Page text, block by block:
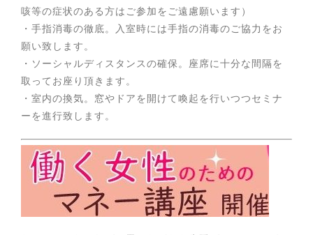
咳等の症状のある方はご参加をご遠慮願います）
・手指消毒の徹底。入室時には手指の消毒のご協力をお
願い致します。
・ソーシャルディスタンスの確保。座席に十分な間隔を
取ってお座り頂きます。
・室内の換気。窓やドアを開けて喚起を行いつつセミナ
ーを進行致します。